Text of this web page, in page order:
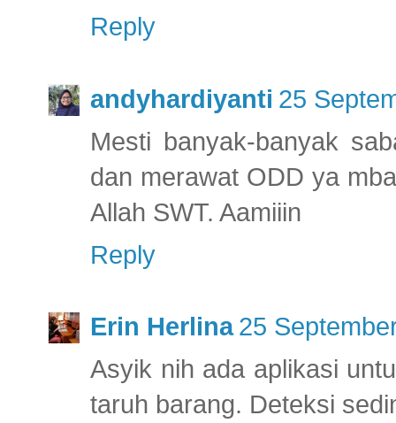
Reply
andyhardiyanti 25
Mesti banyak-banyak
dan merawat ODD ya
Allah SWT. Aamiiin
Reply
Erin Herlina 25
Asyik nih ada aplikasi
taruh barang. Deteksi